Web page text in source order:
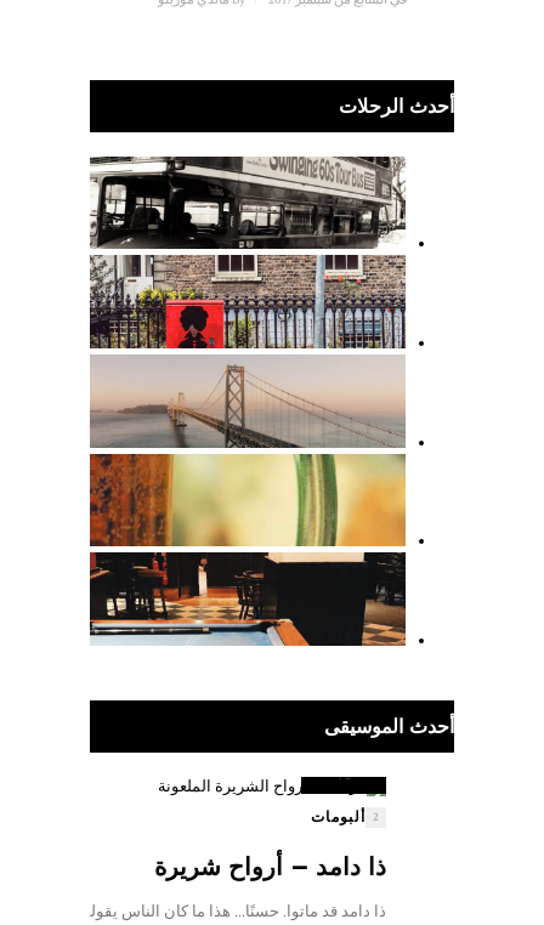
أحدث الرحلات
أحدث الموسيقى
9.5
ألبومات 2
ذا دامد – أرواح شريرة
ذا دامد قد ماتوا. حسنًا... هذا ما كان الناس يقولونه. عندما